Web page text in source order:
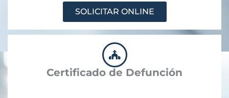
SOLICITAR ONLINE
Certificado de Defunción